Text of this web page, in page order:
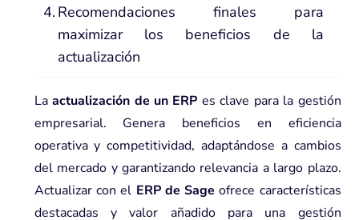
Recomendaciones finales para
maximizar los beneficios de la
actualización
Laactualización de un ERP es clave para la gestión
empresarial. Genera beneficios en eficiencia
operativa y competitividad, adaptándose a cambios
del mercado y garantizando relevancia a largo plazo.
Actualizar con el ERP de Sage ofrece características
destacadas y valor añadido para una gestión